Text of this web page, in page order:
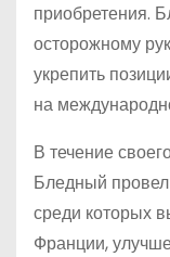
приобретения.
осторожному
укрепить
на
В течение
Бледный
среди которых
Франции,